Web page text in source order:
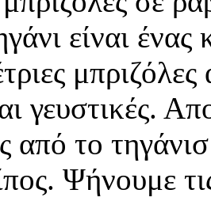
είναι
γευστικές.
από το
Ψήνουμε